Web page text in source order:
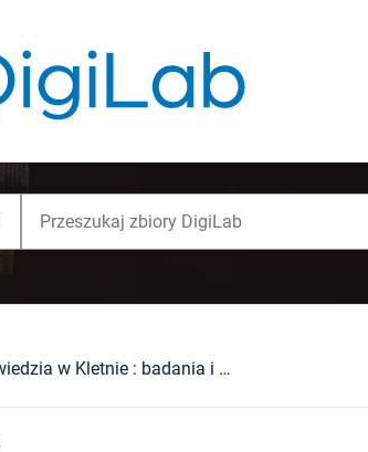
Jaskinia Niedźwiedzia w Kletnie : badania i udostępnianie